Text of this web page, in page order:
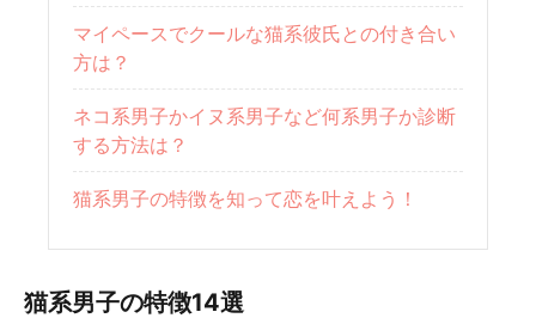
マイペースでクールな猫系彼氏との付き合い
方は？
ネコ系男子かイヌ系男子など何系男子か診断
する方法は？
猫系男子の特徴を知って恋を叶えよう！
猫系男子の特徴14選